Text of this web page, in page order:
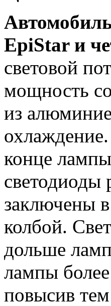
EpiStar и
световой
мощность
из
конце
светодиоды
заключены
колбой.
дольше
лампы
повысив